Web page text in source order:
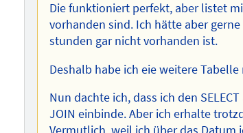
Die funktioniert perfekt, aber listet
vorhanden sind. Ich hätte aber
stunden gar nicht vorhanden ist.
Deshalb habe ich eie weitere
Nun dachte ich, dass ich den
JOIN einbinde. Aber ich erhalte